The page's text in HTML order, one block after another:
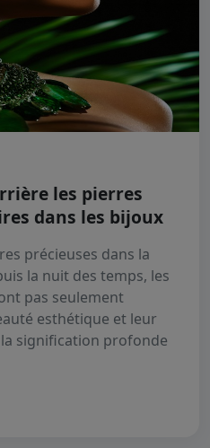
les pierres
dans les bijoux
précieuses dans la
la nuit des temps, les
pas seulement
esthétique et leur
signification profonde